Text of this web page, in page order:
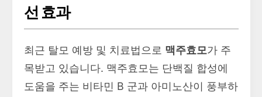
선 효과
최근 탈모 예방 및 치료법으로 맥주효모가 주
목받고 있습니다. 맥주효모는 단백질 합성에
도움을 주는 비타민 B 군과 아미노산이 풍부하